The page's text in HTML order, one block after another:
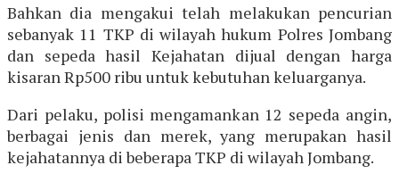
Bahkan dia mengakui telah melakukan pencurian
sebanyak 11 TKP di wilayah hukum Polres Jombang
dan sepeda hasil Kejahatan dijual dengan harga
kisaran Rp500 ribu untuk kebutuhan keluarganya.
Dari pelaku, polisi mengamankan 12 sepeda angin,
berbagai jenis dan merek, yang merupakan hasil
kejahatannya di beberapa TKP di wilayah Jombang.